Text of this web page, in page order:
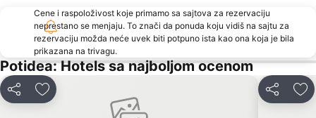
Haniotis Melathron
Aerodrom Makedonija Solun
Ormos Panagias
Porto Karas 1
Gerakini
Beach Road
Plaža Kalogria
Elia 2
Cene i raspoloživost koje primamo sa sajtova za rezervaciju
neprestano se menjaju. To znači da ponuda koju vidiš na sajtu za
rezervaciju možda neće uvek biti potpuno ista kao ona koja je bila
prikazana na trivagu.
Potidea: Hotels sa najboljom ocenom
Deli Dodati u favorite Deli